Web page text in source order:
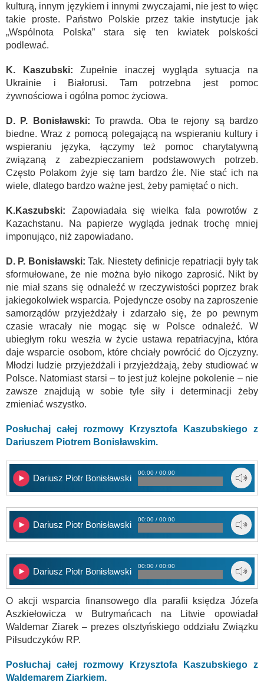
kulturą, innym językiem i innymi zwyczajami, nie jest to więc
takie proste. Państwo Polskie przez takie instytucje jak
„Wspólnota Polska” stara się ten kwiatek polskości
podlewać.
K. Kaszubski: Zupełnie inaczej wygląda sytuacja na
Ukrainie i Białorusi. Tam potrzebna jest pomoc
żywnościowa i ogólna pomoc życiowa.
D. P. Bonisławski: To prawda. Oba te rejony są bardzo
biedne. Wraz z pomocą polegającą na wspieraniu kultury i
wspieraniu języka, łączymy też pomoc charytatywną
związaną z zabezpieczaniem podstawowych potrzeb.
Często Polakom żyje się tam bardzo źle. Nie stać ich na
wiele, dlatego bardzo ważne jest, żeby pamiętać o nich.
K.Kaszubski: Zapowiadała się wielka fala powrotów z
Kazachstanu. Na papierze wygląda jednak trochę mniej
imponująco, niż zapowiadano.
D. P. Bonisławski: Tak. Niestety definicje repatriacji były tak
sformułowane, że nie można było nikogo zaprosić. Nikt by
nie miał szans się odnaleźć w rzeczywistości poprzez brak
jakiegokolwiek wsparcia. Pojedyncze osoby na zaproszenie
samorządów przyjeżdżały i zdarzało się, że po pewnym
czasie wracały nie mogąc się w Polsce odnaleźć. W
ubiegłym roku weszła w życie ustawa repatriacyjna, która
daje wsparcie osobom, które chciały powrócić do Ojczyzny.
Młodzi ludzie przyjeżdżali i przyjeżdżają, żeby studiować w
Polsce. Natomiast starsi – to jest już kolejne pokolenie – nie
zawsze znajdują w sobie tyle siły i determinacji żeby
zmieniać wszystko.
Posłuchaj całej rozmowy Krzysztofa Kaszubskiego z
Dariuszem Piotrem Bonisławskim.
Dariusz Piotr Bonisławski. Cz.1
00:00 / 00:00
Dariusz Piotr Bonisławski. Cz.2
00:00 / 00:00
Dariusz Piotr Bonisławski. Cz.3
00:00 / 00:00
O akcji wsparcia finansowego dla parafii księdza Józefa
Aszkiełowicza w Butrymańcach na Litwie opowiadał
Waldemar Ziarek – prezes olsztyńskiego oddziału Związku
Piłsudczyków RP.
Posłuchaj całej rozmowy Krzysztofa Kaszubskiego z
Waldemarem Ziarkiem.